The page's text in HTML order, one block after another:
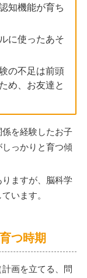
知機能が育ち
に使ったあそ
の不足は前頭
め、お友達と
を経験したお子
っかりと育つ傾
りますが、脳科学
います。
つ時期
画を立てる、問